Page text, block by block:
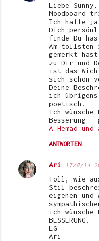
Liebe
Moodboard
Ich hatte ja
Dich
finde Du
Am tollsten
gemerkt
zu Dir und
ist das
sich schon
Deine
ich
poetisch.
Ich
Besserung -
A Hemad und
ANTWORTEN
Ari 17/8/14
Toll, wie
Stil
eigenen
ich wünsche
BESSERUNG.
LG
Ari